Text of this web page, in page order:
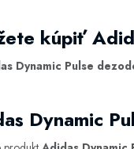
kúpiť
Dynamic Pulse
Dynamic